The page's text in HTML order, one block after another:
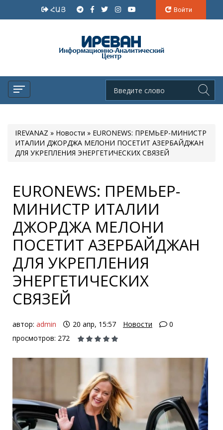
ՀԱՅ Войти
IREVANAZ » Новости » EURONEWS: ПРЕМЬЕР-МИНИСТР
ИТАЛИИ ДЖОРДЖА МЕЛОНИ ПОСЕТИТ АЗЕРБАЙДЖАН
ДЛЯ УКРЕПЛЕНИЯ ЭНЕРГЕТИЧЕСКИХ СВЯЗЕЙ
EURONEWS: ПРЕМЬЕР-
МИНИСТР ИТАЛИИ
ДЖОРДЖА МЕЛОНИ
ПОСЕТИТ АЗЕРБАЙДЖАН
ДЛЯ УКРЕПЛЕНИЯ
ЭНЕРГЕТИЧЕСКИХ
СВЯЗЕЙ
автор: admin 20 апр, 15:57 Новости
0
просмотров: 272